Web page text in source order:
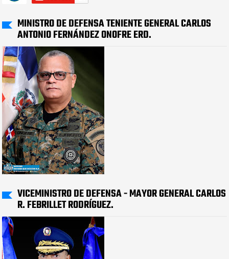
MINISTRO DE DEFENSA TENIENTE GENERAL CARLOS
ANTONIO FERNÁNDEZ ONOFRE ERD.
VICEMINISTRO DE DEFENSA - MAYOR GENERAL CARLOS
R. FEBRILLET RODRÍGUEZ.